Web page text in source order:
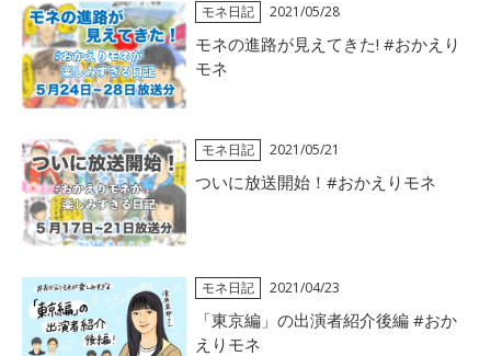
モネ日記 2021/05/28
モネの進路が見えてきた! #おかえり
モネ
モネ日記 2021/05/21
ついに放送開始！#おかえりモネ
モネ日記 2021/04/23
「東京編」の出演者紹介後編 #おか
えりモネ